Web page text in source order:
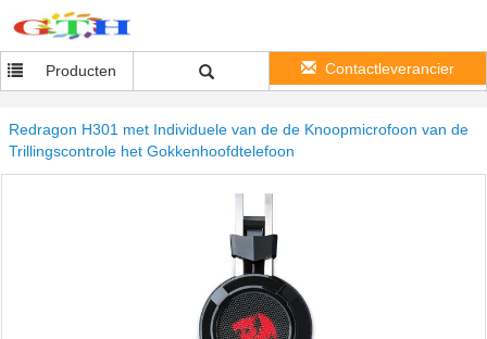
Producten Contactleverancier
Redragon H301 met Individuele van de de Knoopmicrofoon van de
Trillingscontrole het Gokkenhoofdtelefoon